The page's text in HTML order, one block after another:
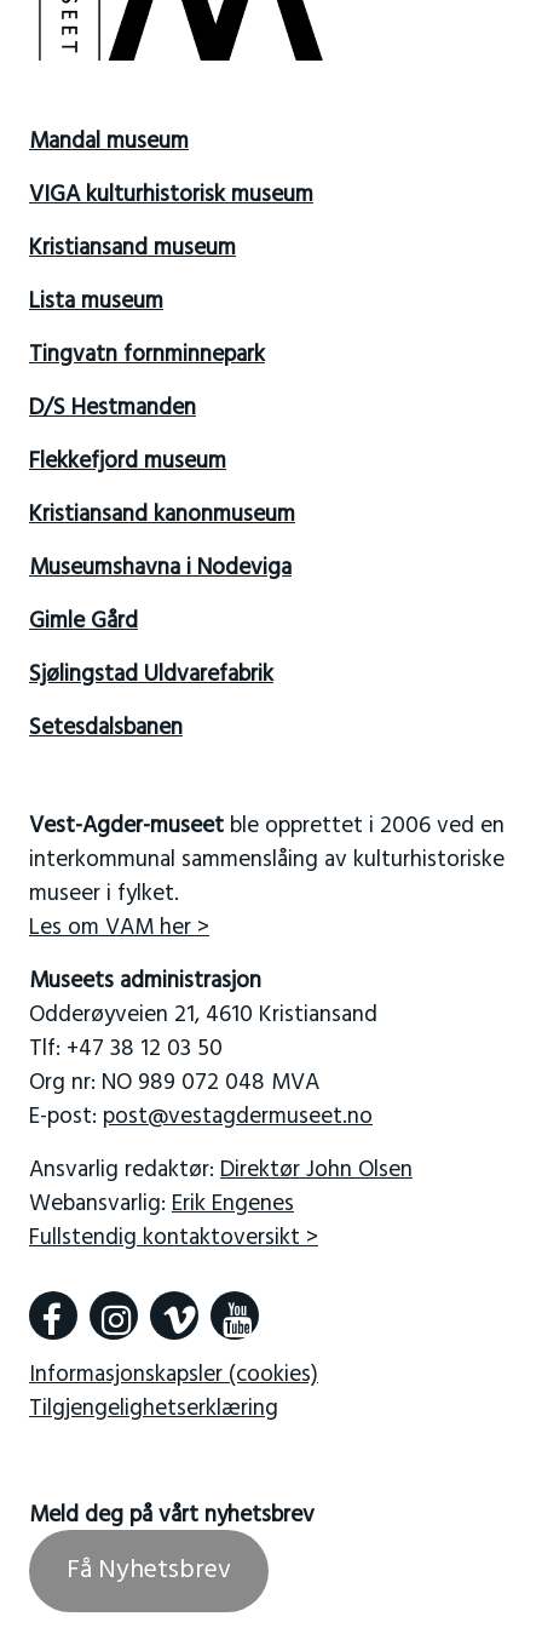
Mandal museum
VIGA kulturhistorisk museum
Kristiansand museum
Lista museum
Tingvatn fornminnepark
D/S Hestmanden
Flekkefjord museum
Kristiansand kanonmuseum
Museumshavna i Nodeviga
Gimle Gård
Sjølingstad Uldvarefabrik
Setesdalsbanen
Vest-Agder-museetble opprettet i 2006 ved en
interkommunal sammenslåing av kulturhistoriske
museer i fylket.
Les om VAM her >
Museets administrasjon
Odderøyveien 21, 4610 Kristiansand
Tlf: +47 38 12 03 50
Org nr: NO 989 072 048 MVA
E-post: post@vestagdermuseet.no
Ansvarlig redaktør: Direktør John Olsen
Webansvarlig: Erik Engenes
Fullstendig kontaktoversikt >
Informasjonskapsler (cookies)
Tilgjengelighetserklæring
Meld deg på vårt nyhetsbrev
Få Nyhetsbrev